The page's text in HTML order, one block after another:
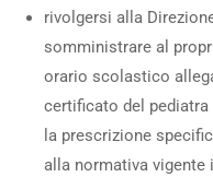
rivolgersi alla
somministrare al
orario scolastico
certificato del
la prescrizione
alla normativa vigente